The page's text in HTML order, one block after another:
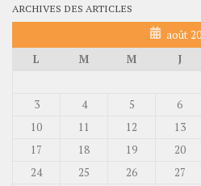
ARCHIVES DES ARTICLES
août
L
M M J
3
4 5 6
10
11 12 13
17
18 19 20
24
25 26 27